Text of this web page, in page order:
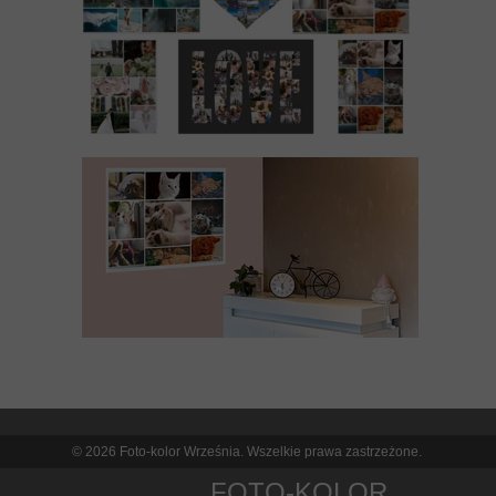
© 2026 Foto-kolor Września. Wszelkie prawa zastrzeżone.